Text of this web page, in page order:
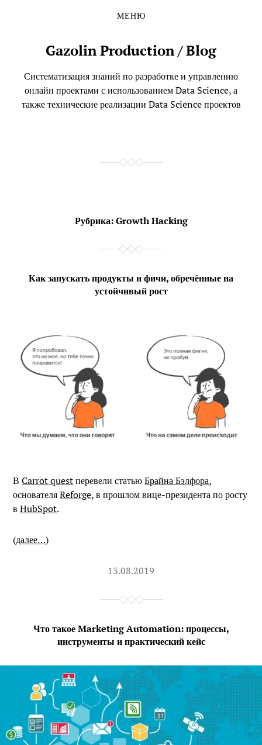
содержимому
МЕНЮ
Gazolin Production / Blog
Систематизация знаний по разработке и управлению
онлайн проектами с использованием Data Science, а
также технические реализации Data Science проектов
Рубрика:Growth Hacking
Как запускать продукты и фичи, обречённые на
устойчивый рост
ВCarrot questперевели статьюБрайна Бэлфора,
основателяReforge, в прошлом вице-президента по росту
вHubSpot.
(далее…)
13.08.2019
Что такое Marketing Automation: процессы,
инструменты и практический кейс